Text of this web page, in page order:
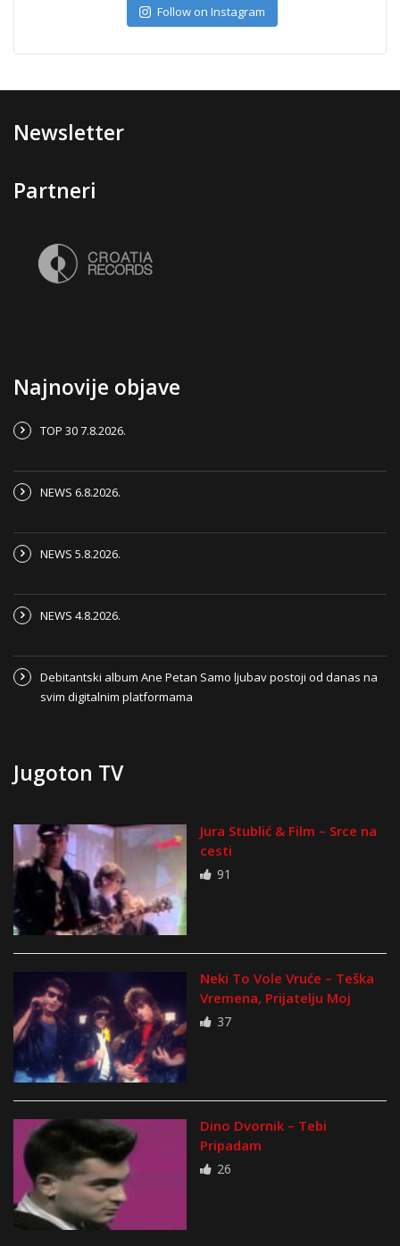
Follow on Instagram
Newsletter
Partneri
Najnovije objave
TOP 30 7.8.2026.
NEWS 6.8.2026.
NEWS 5.8.2026.
NEWS 4.8.2026.
Debitantski album Ane Petan Samo ljubav postoji od danas na
svim digitalnim platformama
Jugoton TV
Jura Stublić & Film – Srce na
cesti
91
Neki To Vole Vruće – Teška
Vremena, Prijatelju Moj
37
Dino Dvornik – Tebi
Pripadam
26